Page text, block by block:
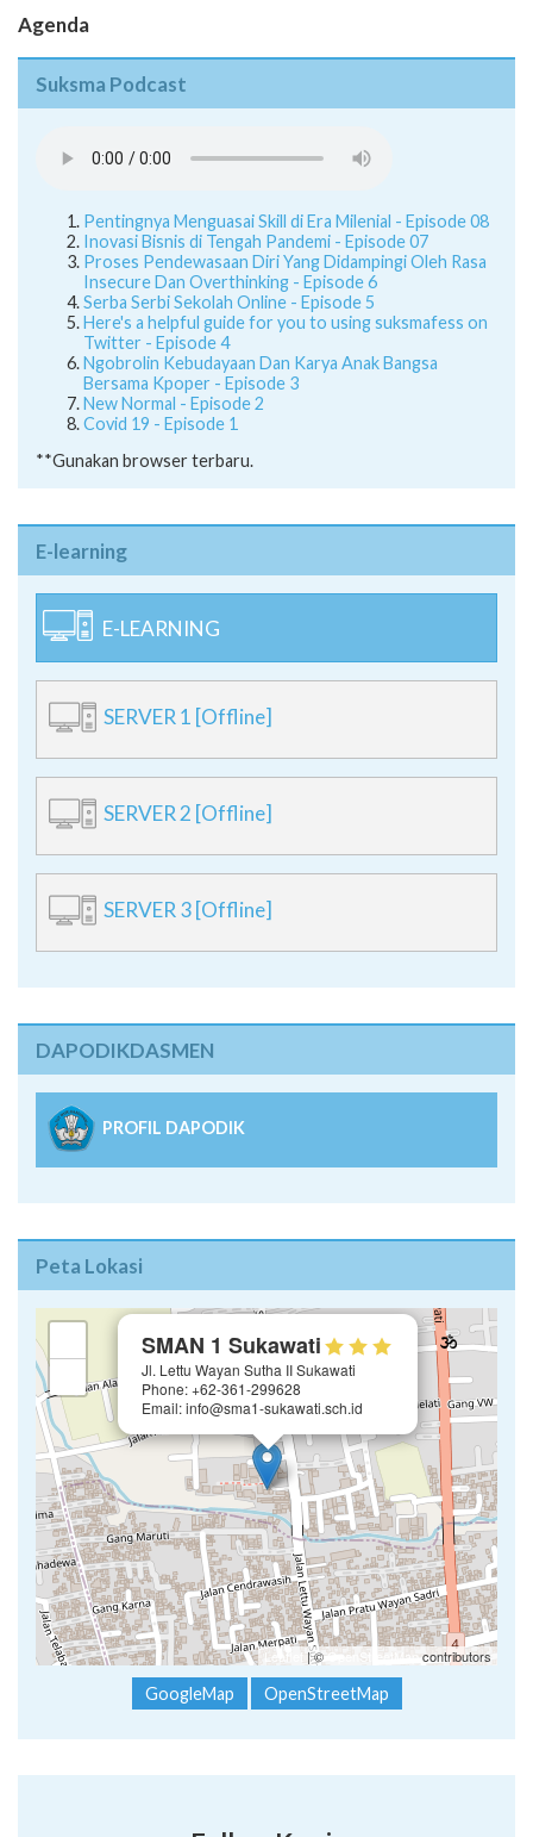
Agenda
Suksma Podcast
Pentingnya Menguasai Skill di Era Milenial - Episode 08
Inovasi Bisnis di Tengah Pandemi - Episode 07
Proses Pendewasaan Diri Yang Didampingi Oleh Rasa
Insecure Dan Overthinking - Episode 6
Serba Serbi Sekolah Online - Episode 5
Here's a helpful guide for you to using suksmafess on
Twitter - Episode 4
Ngobrolin Kebudayaan Dan Karya Anak Bangsa
Bersama Kpoper - Episode 3
New Normal - Episode 2
Covid 19 - Episode 1
**Gunakan browser terbaru.
E-learning
E-LEARNING
SERVER 1 [Offline]
SERVER 2 [Offline]
SERVER 3 [Offline]
DAPODIKDASMEN
PROFIL DAPODIK
Peta Lokasi
SMAN 1 Sukawati
Jl. Lettu Wayan Sutha II Sukawati
Phone: +62-361-299628
Email: info@sma1-sukawati.sch.id
Leaflet | ©OpenStreetMap contributors
GoogleMap OpenStreetMap